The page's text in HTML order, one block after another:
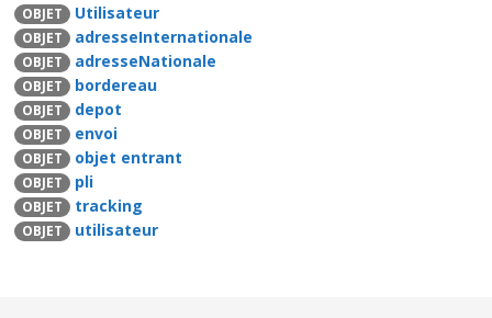
OBJET Utilisateur
OBJET adresseInternationale
OBJET adresseNationale
OBJET bordereau
OBJET depot
OBJET envoi
OBJET objet entrant
OBJET pli
OBJET tracking
OBJET utilisateur